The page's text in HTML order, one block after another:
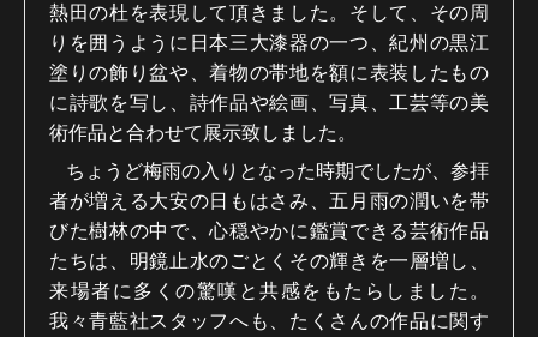
熱田の杜を表現して頂きました。そして、その周
りを囲うように日本三大漆器の一つ、紀州の黒江
塗りの飾り盆や、着物の帯地を額に表装したもの
に詩歌を写し、詩作品や絵画、写真、工芸等の美
術作品と合わせて展示致しました。
ちょうど梅雨の入りとなった時期でしたが、参拝
者が増える大安の日もはさみ、五月雨の潤いを帯
びた樹林の中で、心穏やかに鑑賞できる芸術作品
たちは、明鏡止水のごとくその輝きを一層増し、
来場者に多くの驚嘆と共感をもたらしました。
我々青藍社スタッフへも、たくさんの作品に関す